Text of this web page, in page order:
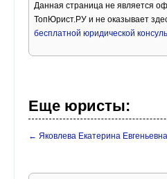
Данная страница не является
ТопЮрист.РУ и не оказывает
бесплатной юридической
Еще юристы:
← Яковлева Екатерина Евгеньевна